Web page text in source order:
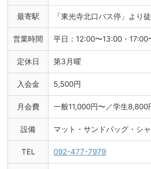
最寄駅 「東光寺北口バス停」より
営業時間 平日：12:00〜13:00・
定休日 第3月曜
入会金 5,500円
月会費 一般11,000円〜／学生
設備 マット・サンドバッグ・シ
TEL 092-477-7979